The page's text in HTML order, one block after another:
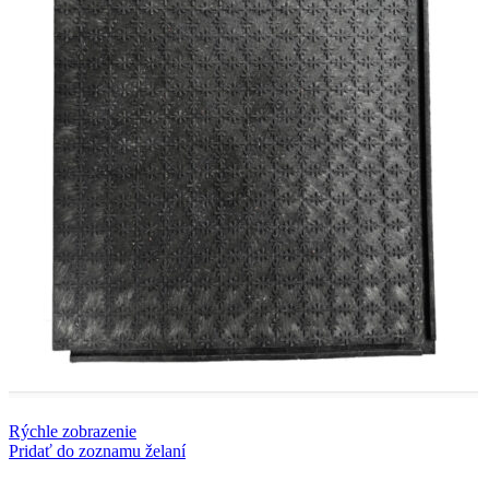
Rýchle zobrazenie
Pridať do zoznamu želaní